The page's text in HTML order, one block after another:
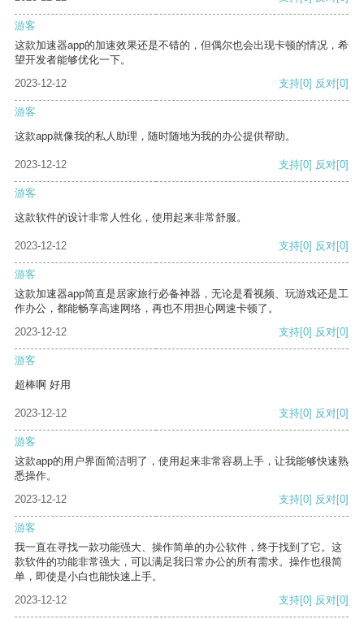
游客
这款加速器app的加速效果还是不错的，但偶尔也会出现卡顿的情况，希
望开发者能够优化一下。
2023-12-12
支持[0] 反对[0]
游客
这款app就像我的私人助理，随时随地为我的办公提供帮助。
2023-12-12 支持[0] 反对[0]
游客
这款软件的设计非常人性化，使用起来非常舒服。
2023-12-12 支持[0] 反对[0]
游客
这款加速器app简直是居家旅行必备神器，无论是看视频、玩游戏还是工
作办公，都能畅享高速网络，再也不用担心网速卡顿了。
2023-12-12
支持[0] 反对[0]
游客
超棒啊 好用
2023-12-12 支持[0] 反对[0]
游客
这款app的用户界面简洁明了，使用起来非常容易上手，让我能够快速熟
悉操作。
2023-12-12
支持[0] 反对[0]
游客
我一直在寻找一款功能强大、操作简单的办公软件，终于找到了它。这
款软件的功能非常强大，可以满足我日常办公的所有需求。操作也很简
单，即使是小白也能快速上手。
2023-12-12
支持[0] 反对[0]